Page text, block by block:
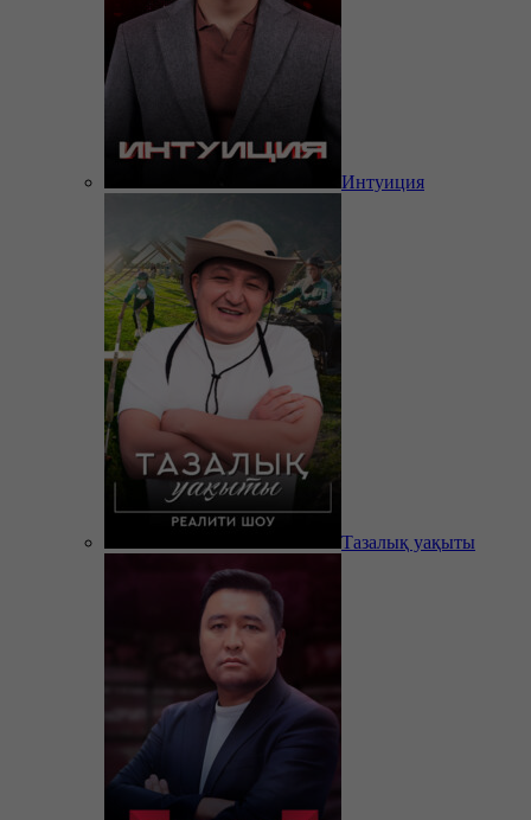
Интуиция
Тазалық уақыты